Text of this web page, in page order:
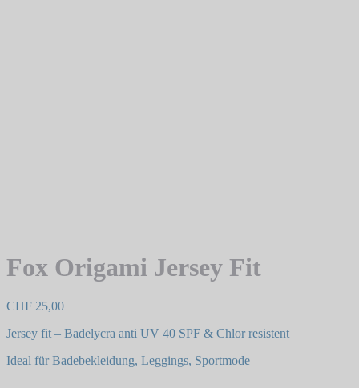
Fox Origami Jersey Fit
CHF 25,00
Jersey fit – Badelycra anti UV 40 SPF & Chlor resistent
Ideal für Badebekleidung, Leggings, Sportmode